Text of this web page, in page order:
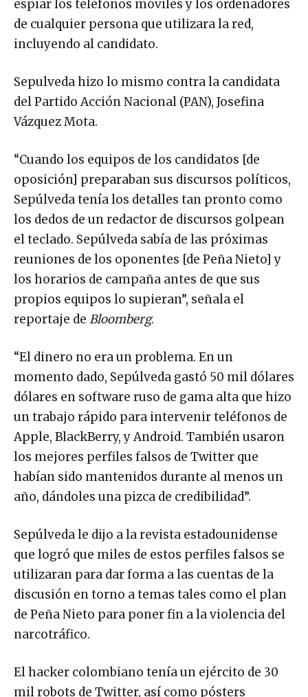
espiar los teléfonos móviles y los ordenadores
de cualquier persona que utilizara la red,
incluyendo al candidato.
Sepulveda hizo lo mismo contra la candidata
del Partido Acción Nacional (PAN), Josefina
Vázquez Mota.
“Cuando los equipos de los candidatos [de
oposición] preparaban sus discursos políticos,
Sepúlveda tenía los detalles tan pronto como
los dedos de un redactor de discursos golpean
el teclado. Sepúlveda sabía de las próximas
reuniones de los oponentes [de Peña Nieto] y
los horarios de campaña antes de que sus
propios equipos lo supieran”, señala el
reportaje de Bloomberg.
“El dinero no era un problema. En un
momento dado, Sepúlveda gastó 50 mil dólares
dólares en software ruso de gama alta que hizo
un trabajo rápido para intervenir teléfonos de
Apple, BlackBerry, y Android. También usaron
los mejores perfiles falsos de Twitter que
habían sido mantenidos durante al menos un
año, dándoles una pizca de credibilidad”.
Sepúlveda le dijo a la revista estadounidense
que logró que miles de estos perfiles falsos se
utilizaran para dar forma a las cuentas de la
discusión en torno a temas tales como el plan
de Peña Nieto para poner fin a la violencia del
narcotráfico.
El hacker colombiano tenía un ejército de 30
mil robots de Twitter, así como pósters